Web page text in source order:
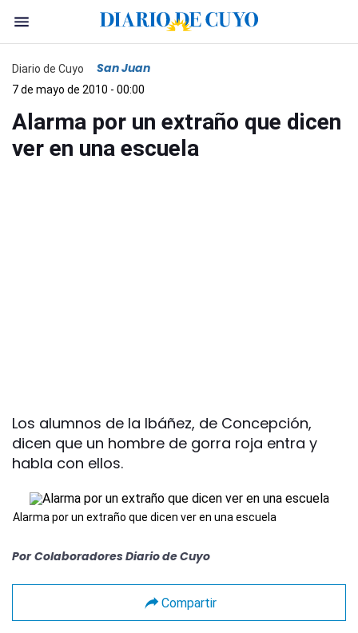
Diario de Cuyo San Juan
7 de mayo de 2010 - 00:00
Alarma por un extraño que dicen
ver en una escuela
Los alumnos de la Ibáñez, de Concepción,
dicen que un hombre de gorra roja entra y
habla con ellos.
Alarma por un extraño que dicen ver en una escuela
Por Colaboradores Diario de Cuyo
Compartir